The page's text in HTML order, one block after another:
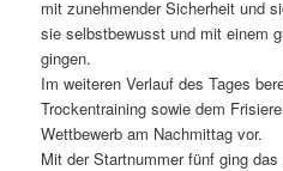
mit zunehmender Sicherheit und
sie selbstbewusst und mit einem
gingen.
Im weiteren Verlauf des Tages
Trockentraining sowie dem
Wettbewerb am Nachmittag vor.
Mit der Startnummer fünf ging das